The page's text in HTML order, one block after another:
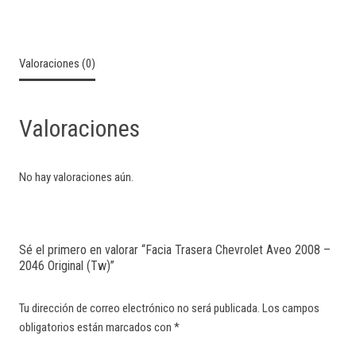
Valoraciones (0)
Valoraciones
No hay valoraciones aún.
Sé el primero en valorar “Facia Trasera Chevrolet Aveo 2008 –
2046 Original (Tw)”
Tu dirección de correo electrónico no será publicada. Los campos
obligatorios están marcados con *